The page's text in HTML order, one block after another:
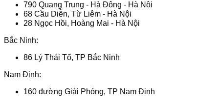
790 Quang Trung - Hà Đông - Hà Nội
68 Cầu Diễn, Từ Liêm - Hà Nội
28 Ngọc Hồi, Hoàng Mai - Hà Nội
Bắc Ninh:
86 Lý Thái Tổ, TP Bắc Ninh
Nam Định:
160 đường Giải Phóng, TP Nam Định